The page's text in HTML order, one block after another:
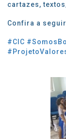
cartazes,
Confira a
#CIC